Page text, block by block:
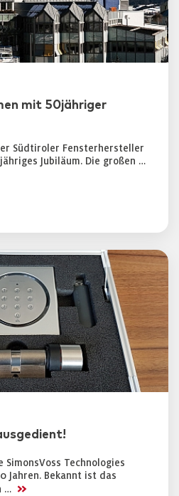
mit 50jähriger
Südtiroler Fensterhersteller
Jubiläum. Die großen …
Technologies
Jahren. Bekannt ist das
… >>